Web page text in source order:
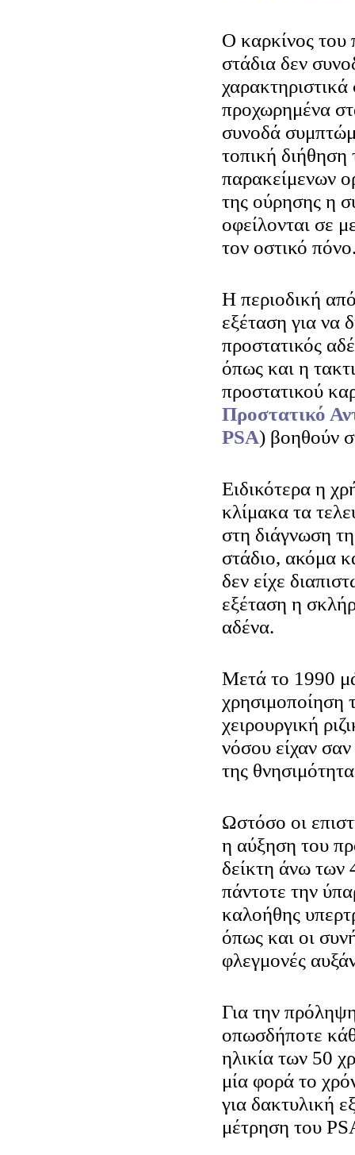
Ο καρκίνος του
στάδια δεν
προχωρημένα
συνοδά
τοπική
παρακείμενων
της ούρησης η
οφείλονται σε
τον οστικό
Η περιοδική
εξέταση για να
προστατικός
όπως και η
προστατικού
Προστατικό
PSA) βοηθούν
Ειδικότερα η
κλίμακα τα
στη διάγνωση
στάδιο, ακόμα
δεν είχε
εξέταση η
αδένα.
Μετά το 1990
χρησιμοποίηση
χειρουργική
νόσου είχαν
της
Ωστόσο οι
η αύξηση του
δείκτη άνω των
πάντοτε την
καλοήθης
όπως και οι
φλεγμονές
Για την
οπωσδήποτε
ηλικία των 50
μία φορά το
για δακτυλική
μέτρηση του